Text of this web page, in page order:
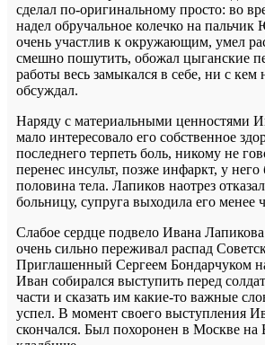
сделал по-оригинальному просто: во
надел обручальное колечко на
очень участлив к окружающим, умел
смешно пошутить, обожал цыганские
работы весь замыкался в себе, ни с кем
обсуждал.
Наряду с материальными ценностями
мало интересовало его собственное
последнего терпеть боль, никому не
перенес инсульт, позже инфаркт, у
половина тела. Лапиков наотрез
больницу, супруга выходила его менее
Слабое сердце подвело Ивана
очень сильно переживал распад
Приглашенный Сергеем Бондарчуком
Иван собирался выступить перед
части и сказать им какие-то важные
успел. В момент своего выступления
скончался. Был похоронен в Москве на